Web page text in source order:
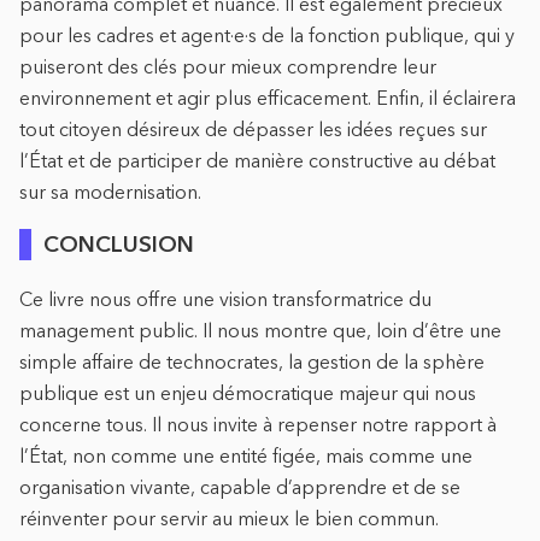
pour les cadres et agent·e·s de la fonction publique, qui y
puiseront des clés pour mieux comprendre leur
environnement et agir plus efficacement. Enfin, il éclairera
tout citoyen désireux de dépasser les idées reçues sur
l’État et de participer de manière constructive au débat
sur sa modernisation.
CONCLUSION
Ce livre nous offre une vision transformatrice du
management public. Il nous montre que, loin d’être une
simple affaire de technocrates, la gestion de la sphère
publique est un enjeu démocratique majeur qui nous
concerne tous. Il nous invite à repenser notre rapport à
l’État, non comme une entité figée, mais comme une
organisation vivante, capable d’apprendre et de se
réinventer pour servir au mieux le bien commun.